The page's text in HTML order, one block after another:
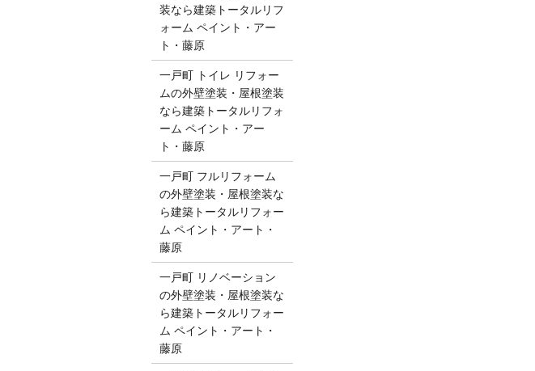
装なら建築トータルリフ
ォーム ペイント・アー
ト・藤原
一戸町 トイレ リフォー
ムの外壁塗装・屋根塗装
なら建築トータルリフォ
ーム ペイント・アー
ト・藤原
一戸町 フルリフォーム
の外壁塗装・屋根塗装な
ら建築トータルリフォー
ム ペイント・アート・
藤原
一戸町 リノベーション
の外壁塗装・屋根塗装な
ら建築トータルリフォー
ム ペイント・アート・
藤原